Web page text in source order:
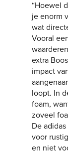
“Hoewel
je enorm
wat
Vooral
extra
impact
loopt. In
foam,
zoveel
De
voor
en niet